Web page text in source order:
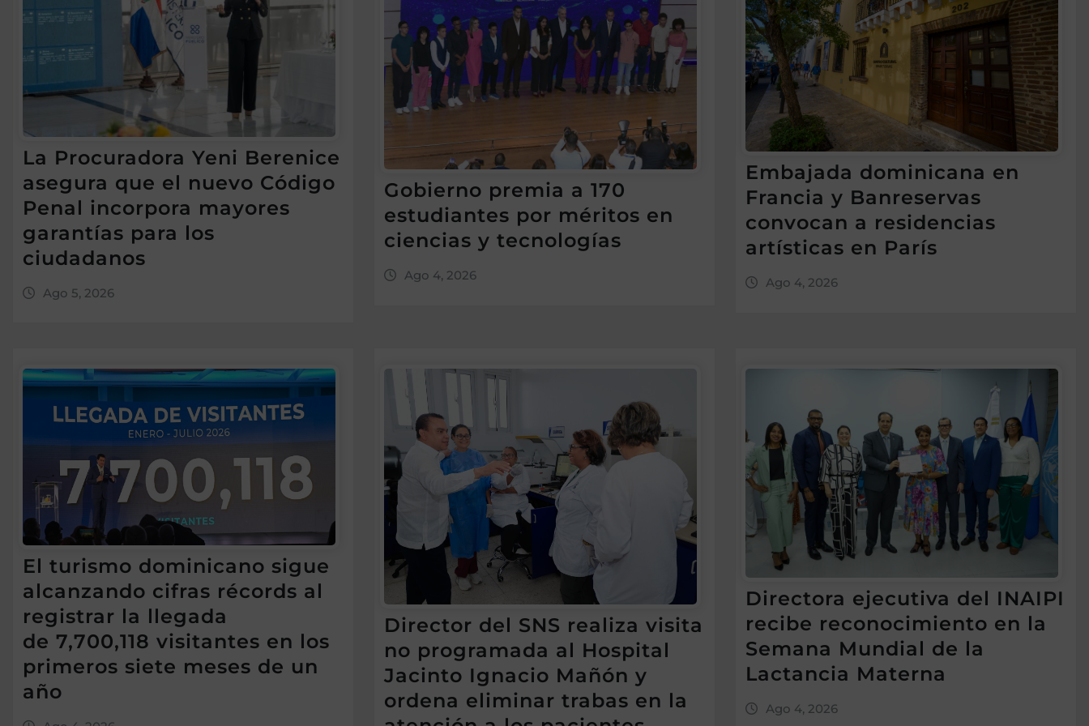
La Procuradora Yeni Berenice
asegura que el nuevo Código
Penal incorpora mayores
garantías para los
ciudadanos
Ago 5, 2026
Gobierno premia a 170
estudiantes por méritos en
ciencias y tecnologías
Ago 4, 2026
Embajada dominicana en
Francia y Banreservas
convocan a residencias
artísticas en París
Ago 4, 2026
El turismo dominicano sigue
alcanzando cifras récords al
registrar la llegada
de 7,700,118 visitantes en los
primeros siete meses de un
año
Director del SNS realiza visita
no programada al Hospital
Jacinto Ignacio Mañón y
ordena eliminar trabas en la
Directora ejecutiva del INAIPI
recibe reconocimiento en la
Semana Mundial de la
Lactancia Materna
Ago 4, 2026